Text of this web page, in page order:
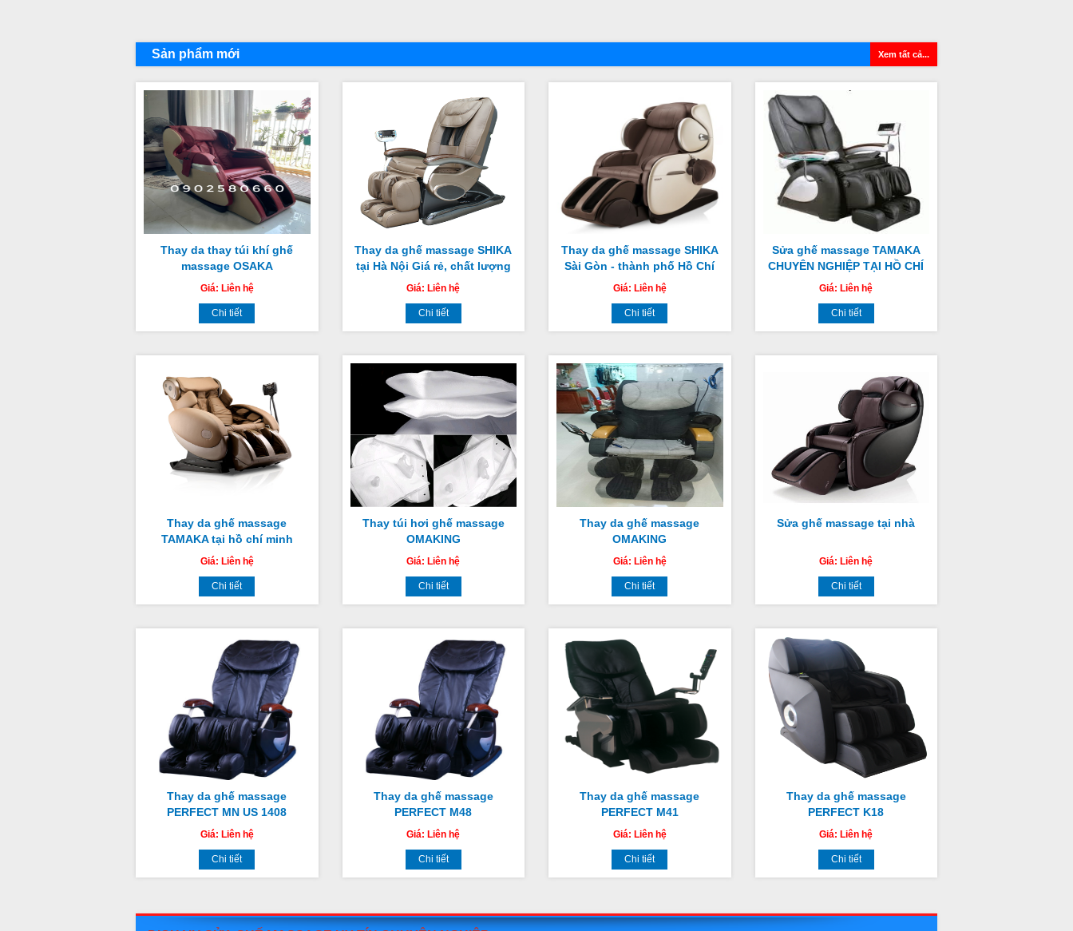
Sản phẩm mới Xem tất cả...
Thay da thay túi khí ghế
massage OSAKA
Giá: Liên hệ
Chi tiết
Thay da ghế massage SHIKA
tại Hà Nội Giá rẻ, chất lượng
tốt nhất
Giá: Liên hệ
Chi tiết
Thay da ghế massage SHIKA
Sài Gòn - thành phố Hồ Chí
Minh
Giá: Liên hệ
Chi tiết
Sửa ghế massage TAMAKA
CHUYÊN NGHIỆP TẠI HỒ CHÍ
MINH, HÀ NỘI
Giá: Liên hệ
Chi tiết
Thay da ghế massage
TAMAKA tại hồ chí minh
Giá: Liên hệ
Chi tiết
Thay túi hơi ghế massage
OMAKING
Giá: Liên hệ
Chi tiết
Thay da ghế massage
OMAKING
Giá: Liên hệ
Chi tiết
Sửa ghế massage tại nhà
Giá: Liên hệ
Chi tiết
Thay da ghế massage
PERFECT MN US 1408
Giá: Liên hệ
Chi tiết
Thay da ghế massage
PERFECT M48
Giá: Liên hệ
Chi tiết
Thay da ghế massage
PERFECT M41
Giá: Liên hệ
Chi tiết
Thay da ghế massage
PERFECT K18
Giá: Liên hệ
Chi tiết